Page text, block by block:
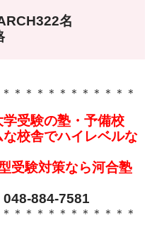
名
＊＊＊＊＊＊＊＊＊＊＊
受験の塾・予備校
校舎でハイレベルな
受験対策なら河合塾
884-7581
＊＊＊＊＊＊＊＊＊＊＊